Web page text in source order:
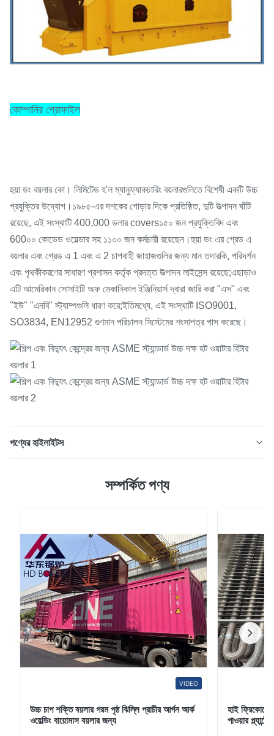
কোম্পানির প্রোফাইল
হুয়া ডং বয়লার কো। লিমিটেড হ'ল ম্যানুফ্যাকচারিং বয়লারগুলিতে বিশেষী একটি উচ্চ
প্রযুক্তির উদ্যোগ।১৯৮৫-এর দশকের গোড়ার দিকে প্রতিষ্ঠিত, দুটি উত্পাদন ঘাঁটি
রয়েছে, এই সংস্থাটি 400,000 ডলার covers১৫০ জন প্রযুক্তিবিদ এবং
600০০ কোডেড ওয়েল্ডার সহ ১১০০ জন কর্মচারী রয়েছেন।হুয়া ডং এর গ্রেড এ
বয়লার এবং গ্রেড এ 1 এবং এ 2 চাপবাহী জাহাজগুলির জন্য মান তদারকি, পরিদর্শন
এবং পৃথকীকরণের সাধারণ প্রশাসন কর্তৃক প্রদত্ত উত্পাদন লাইসেন্স রয়েছে;এছাড়াও
এটি আমেরিকান সোসাইটি অফ মেকানিকাল ইঞ্জিনিয়ার্স দ্বারা জারি করা "এস" এবং
"ইউ" "এনবি" স্ট্যাম্পগুলি ধারণ করে;ইতিমধ্যে, এই সংস্থাটি ISO9001,
SO3834, EN12952 গুণমান পরিচালন সিস্টেমের শংসাপত্র পাস করেছে।
পণ্যের হাইলাইটস
পণ্য পরিচিতি বাষ্প বয়লার একটি নির্দিষ্ট প্যারামিটারে উত্তপ্ত জল বোঝায় এবং উচ্চ
সম্পর্কিত পণ্য
VIDEO
উচ্চ চাপ শক্তি বয়লার গরম পৃষ্ঠ ঝিল্লি প্রাচীর আর্গন আর্ক
ওয়েল্ডিং বায়োমাস বয়লার জন্য
হাই
পাওয়ার